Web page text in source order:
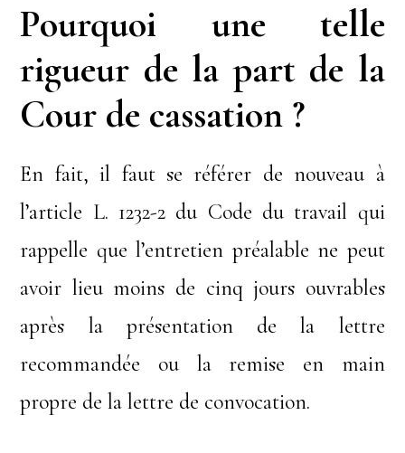
Pourquoi une telle
rigueur de la part de la
Cour de cassation ?
En fait, il faut se référer de nouveau à
l’article L. 1232-2 du Code du travail qui
rappelle que l’entretien préalable ne peut
avoir lieu moins de cinq jours ouvrables
après la présentation de la lettre
recommandée ou la remise en main
propre de la lettre de convocation.